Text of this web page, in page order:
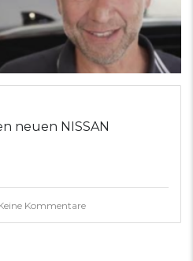
neuen NISSAN
Kommentare